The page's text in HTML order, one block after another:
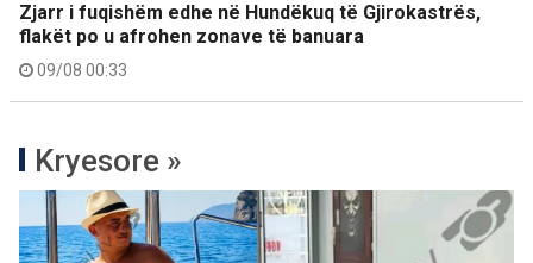
Zjarr i fuqishëm edhe në Hundëkuq të Gjirokastrës,
flakët po u afrohen zonave të banuara
09/08 00:33
Kryesore »